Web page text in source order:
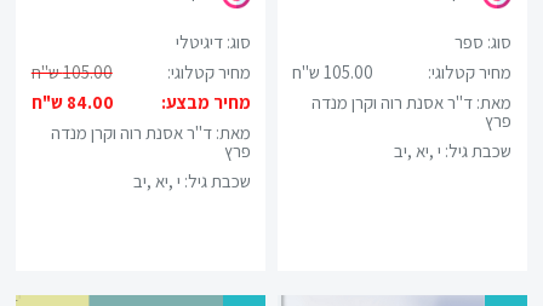
סוג: ספר
מחיר קטלוגי:
105.00 ש"ח
מאת: ד"ר אסנת רוה וקרן מנדה
פרץ
שכבת גיל: י ,יא ,יב
סוג: דיגיטלי
מחיר קטלוגי:
105.00 ש"ח
מחיר מבצע:
84.00 ש"ח
מאת: ד"ר אסנת רוה וקרן מנדה
פרץ
שכבת גיל: י ,יא ,יב